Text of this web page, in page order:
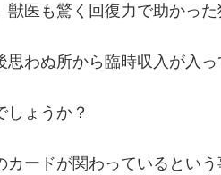
医も驚く回復力で助かった
わぬ所から臨時収入が入っ
ょうか？
ードが関わっているという